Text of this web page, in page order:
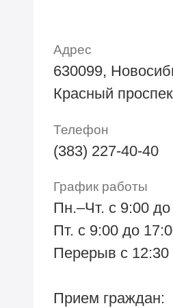
Адрес
630099,
Красный
Телефон
(383) 227-40-40
График работы
Пн.–Чт. с 9:00
Пт. с 9:00 до
Перерыв с 12:30
Прием граждан: